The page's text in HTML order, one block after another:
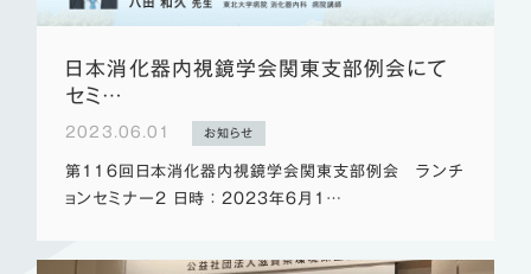
日本消化器内視鏡学会関東支部例会にて
セミ…
2023.06.01 お知らせ
第116回日本消化器内視鏡学会関東支部例会 ランチ
ョンセミナー2 日時 ： 2023年6月1…